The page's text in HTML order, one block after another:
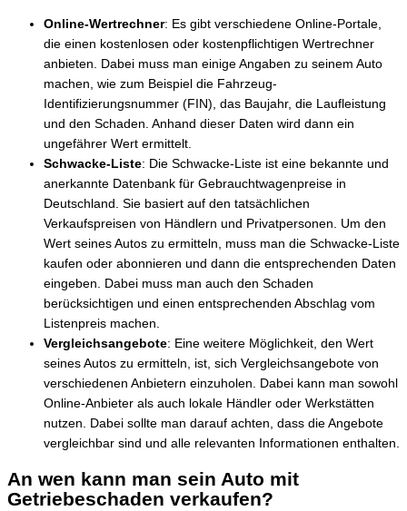
Online-Wertrechner: Es gibt verschiedene Online-Portale,
die einen kostenlosen oder kostenpflichtigen Wertrechner
anbieten. Dabei muss man einige Angaben zu seinem Auto
machen, wie zum Beispiel die Fahrzeug-
Identifizierungsnummer (FIN), das Baujahr, die Laufleistung
und den Schaden. Anhand dieser Daten wird dann ein
ungefährer Wert ermittelt.
Schwacke-Liste: Die Schwacke-Liste ist eine bekannte und
anerkannte Datenbank für Gebrauchtwagenpreise in
Deutschland. Sie basiert auf den tatsächlichen
Verkaufspreisen von Händlern und Privatpersonen. Um den
Wert seines Autos zu ermitteln, muss man die Schwacke-Liste
kaufen oder abonnieren und dann die entsprechenden Daten
eingeben. Dabei muss man auch den Schaden
berücksichtigen und einen entsprechenden Abschlag vom
Listenpreis machen.
Vergleichsangebote: Eine weitere Möglichkeit, den Wert
seines Autos zu ermitteln, ist, sich Vergleichsangebote von
verschiedenen Anbietern einzuholen. Dabei kann man sowohl
Online-Anbieter als auch lokale Händler oder Werkstätten
nutzen. Dabei sollte man darauf achten, dass die Angebote
vergleichbar sind und alle relevanten Informationen enthalten.
An wen kann man sein Auto mit
Getriebeschaden verkaufen?